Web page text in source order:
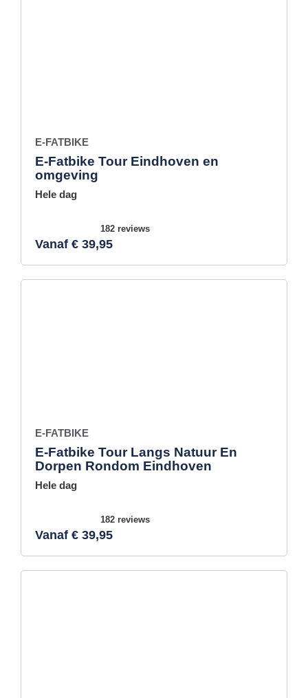
E-FATBIKE
E-Fatbike Tour Eindhoven en
omgeving
Hele dag
182 reviews
Vanaf € 39,95
E-FATBIKE
E-Fatbike Tour Langs Natuur En
Dorpen Rondom Eindhoven
Hele dag
182 reviews
Vanaf € 39,95